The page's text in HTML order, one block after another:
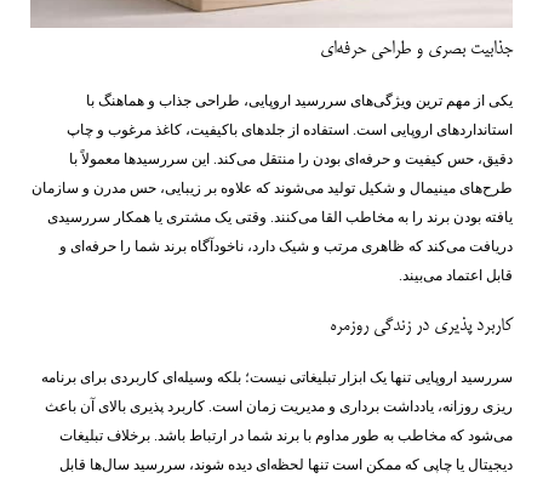
جذابیت بصری و طراحی حرفه‌ای
یکی از مهم‌ ترین ویژگی‌های سررسید اروپایی، طراحی جذاب و هماهنگ با
استانداردهای اروپایی است. استفاده از جلدهای باکیفیت، کاغذ مرغوب و چاپ
دقیق، حس کیفیت و حرفه‌ای بودن را منتقل می‌کند. این سررسیدها معمولاً با
طرح‌های مینیمال و شکیل تولید می‌شوند که علاوه بر زیبایی، حس مدرن و سازمان
‌یافته بودن برند را به مخاطب القا می‌کنند. وقتی یک مشتری یا همکار سررسیدی
دریافت می‌کند که ظاهری مرتب و شیک دارد، ناخودآگاه برند شما را حرفه‌ای و
قابل اعتماد می‌بیند.
کاربرد پذیری در زندگی روزمره
سررسید اروپایی تنها یک ابزار تبلیغاتی نیست؛ بلکه وسیله‌ای کاربردی برای برنامه‌
ریزی روزانه، یادداشت ‌برداری و مدیریت زمان است. کاربرد پذیری بالای آن باعث
می‌شود که مخاطب به طور مداوم با برند شما در ارتباط باشد. برخلاف تبلیغات
دیجیتال یا چاپی که ممکن است تنها لحظه‌ای دیده شوند، سررسید سال‌ها قابل